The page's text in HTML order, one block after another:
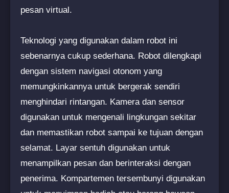
pesan virtual.
Teknologi yang digunakan dalam robot ini
sebenarnya cukup sederhana. Robot dilengkapi
dengan sistem navigasi otonom yang
memungkinkannya untuk bergerak sendiri
menghindari rintangan. Kamera dan sensor
digunakan untuk mengenali lingkungan sekitar
dan memastikan robot sampai ke tujuan dengan
selamat. Layar sentuh digunakan untuk
menampilkan pesan dan berinteraksi dengan
penerima. Kompartemen tersembunyi digunakan